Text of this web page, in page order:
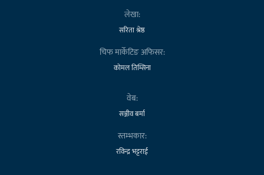
लेखा:
सरिता श्रेष्ठ
चिफ मार्केटिङ अफिसर:
कोमल तिम्सिना
वेब:
सञ्जीव बर्मा
स्तम्भकार:
रविन्द्र भट्टराई